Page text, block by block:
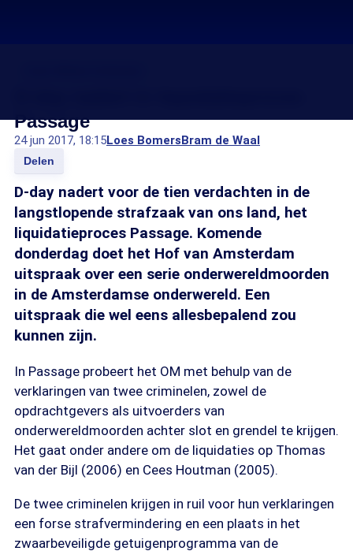
Passage
24 jun 2017, 18:15Loes BomersBram de Waal
Delen
D-day nadert voor de tien verdachten in de
langstlopende strafzaak van ons land, het
liquidatieproces Passage. Komende
donderdag doet het Hof van Amsterdam
uitspraak over een serie onderwereldmoorden
in de Amsterdamse onderwereld. Een
uitspraak die wel eens allesbepalend zou
kunnen zijn.
In Passage probeert het OM met behulp van de
verklaringen van twee criminelen, zowel de
opdrachtgevers als uitvoerders van
onderwereldmoorden achter slot en grendel te krijgen.
Het gaat onder andere om de liquidaties op Thomas
van der Bijl (2006) en Cees Houtman (2005).
De twee criminelen krijgen in ruil voor hun verklaringen
een forse strafvermindering en een plaats in het
zwaarbeveiligde getuigenprogramma van de